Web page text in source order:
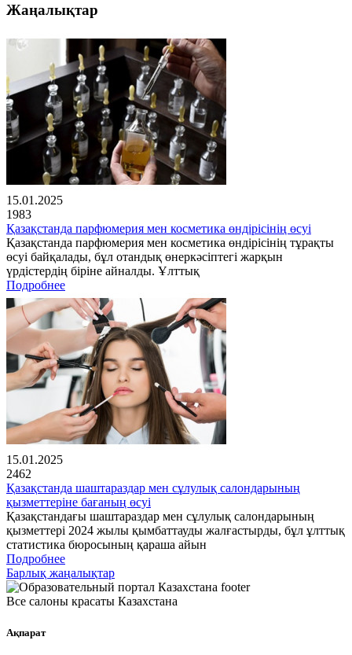
Жаңалықтар
15.01.2025
1983
Қазақстанда парфюмерия мен косметика өндірісінің өсуі
Қазақстанда парфюмерия мен косметика өндірісінің тұрақты
өсуі байқалады, бұл отандық өнеркәсіптегі жарқын
үрдістердің біріне айналды. Ұлттық
Подробнее
15.01.2025
2462
Қазақстанда шаштараздар мен сұлулық салондарының
қызметтеріне бағаның өсуі
Қазақстандағы шаштараздар мен сұлулық салондарының
қызметтері 2024 жылы қымбаттауды жалғастырды, бұл ұлттық
статистика бюросының қараша айын
Подробнее
Барлық жаңалықтар
Все салоны красаты Казахстана
Ақпарат